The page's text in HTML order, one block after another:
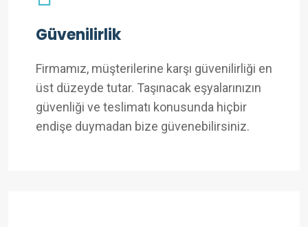
Güvenilirlik
Firmamız, müşterilerine karşı güvenilirliği en
üst düzeyde tutar. Taşınacak eşyalarınızın
güvenliği ve teslimatı konusunda hiçbir
endişe duymadan bize güvenebilirsiniz.